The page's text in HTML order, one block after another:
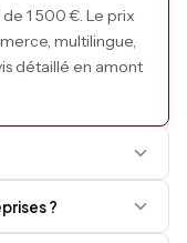
1 500 €. Le prix
multilingue,
détaillé en amont
à chaque étape.
?